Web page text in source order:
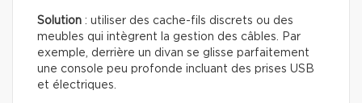
Solution : utiliser des cache-fils discrets ou des
meubles qui intègrent la gestion des câbles. Par
exemple, derrière un divan se glisse parfaitement
une console peu profonde incluant des prises USB
et électriques.